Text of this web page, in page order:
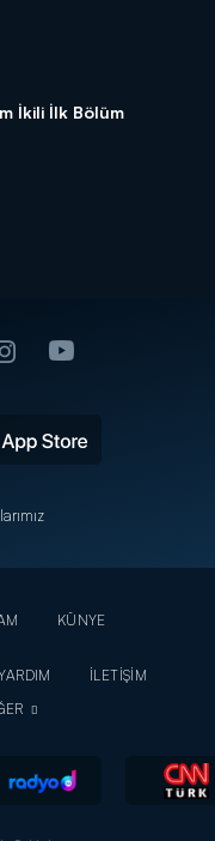
İkili İlk Bölüm
KÜNYE
İLETİŞİM